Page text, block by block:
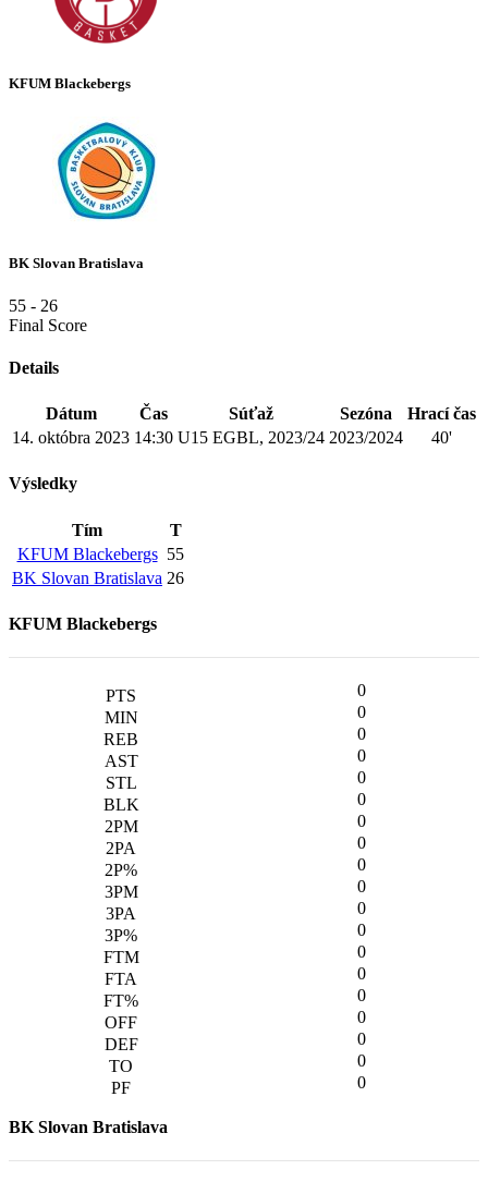
KFUM Blackebergs
BK Slovan Bratislava
55 - 26
Final Score
Details
Dátum Čas Súťaž Sezóna
Hrací čas
14. októbra 2023 14:30 U15 EGBL, 2023/24 2023/2024 40'
Výsledky
Tím
T
KFUM Blackebergs 55
BK Slovan Bratislava 26
KFUM Blackebergs
0
0
0
0
0
0
0
0
0
0
0
0
0
0
0
0
0
0
0
BK Slovan Bratislava